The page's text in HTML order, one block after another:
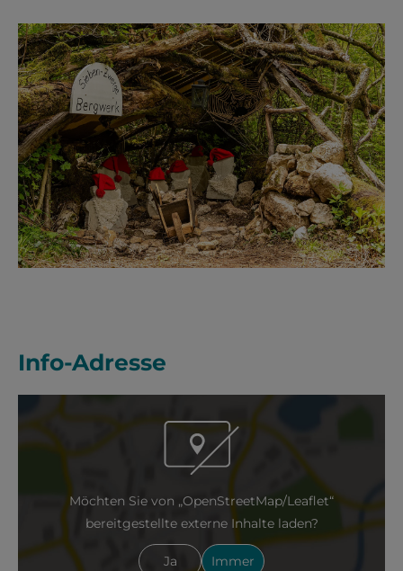
Info-Adresse
Möchten Sie von „OpenStreetMap/Leaflet“
bereitgestellte externe Inhalte laden?
Ja Immer